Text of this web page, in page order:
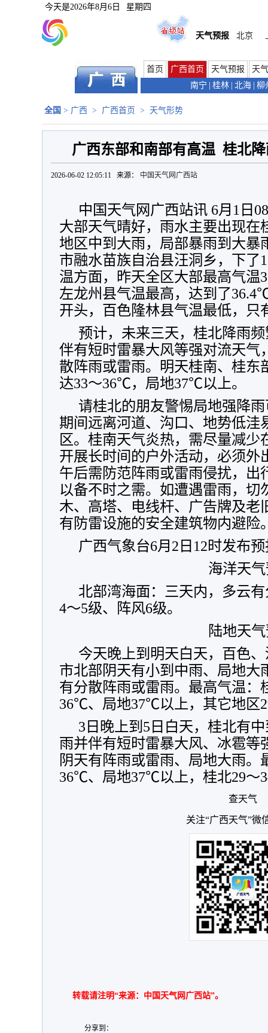
今天是2026年8月6日 星期四
天气预报 北京
首页 广西首页 天气预报
天
南宁
桂林 北海 柳
全国 > 广西 > 广西首页 > 天气形势
广西东部和南部有高温 桂北
2026-06-02 12:05:11 来源： 中国天气网广西站
中国天气网广西站讯 6月1日
大部天气晴好，雨水主要出现在
地区中到大雨，局部暴雨到大暴
市融水苗族自治县汪洞乡，下了
温方面，昨天全区大部最高气
左龙州县气温最高，达到了
开头，百色隆林县气温最低，只
预计，未来三天，桂北降雨
伴有短时雷暴大风等强对流天气
散阵雨或雷雨。明天桂南、桂东
达33～36℃，局地37℃以上。
请桂北的朋友警惕局地强降
期间远离河道、沟口、地势低洼
区。桂南天气炎热，需尽量减少
开展长时间的户外活动，必须外
午后需防范阵雨或雷雨侵扰，出
以备不时之需。如遭遇雷雨，切
木、高塔、电线杆、广告牌及老
有防雷设施的安全建筑物内避险
广西气象台6月2日12时发布
海洋天
北部湾海面：三天内，多云
4～5级、阵风6级。
陆地天
今天晚上到明天白天，百色
市北部阴天有小到中雨、局地大
有分散阵雨或雷雨。最高气温：
36℃、局地37℃以上，其它地区
3日晚上到5日白天，桂北有
雨并伴有短时雷暴大风、冰雹等
阴天有阵雨或雷雨、局地大雨。
36℃、局地37℃以上，桂北29～
查天气
关注“广西天气”微
转载请注明“来源：中国天气网广西站”。
分享到：